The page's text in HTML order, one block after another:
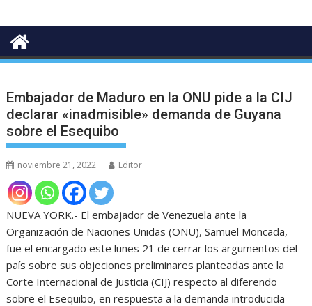
Embajador de Maduro en la ONU pide a la CIJ
declarar «inadmisible» demanda de Guyana
sobre el Esequibo
noviembre 21, 2022 Editor
NUEVA YORK.- El embajador de Venezuela ante la
Organización de Naciones Unidas (ONU), Samuel Moncada,
fue el encargado este lunes 21 de cerrar los argumentos del
país sobre sus objeciones preliminares planteadas ante la
Corte Internacional de Justicia (CIJ) respecto al diferendo
sobre el Esequibo, en respuesta a la demanda introducida